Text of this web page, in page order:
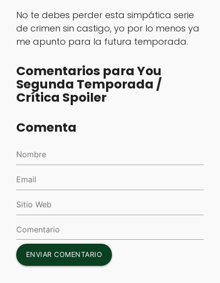
No te debes perder esta simpática serie
de crimen sin castigo, yo por lo menos ya
me apunto para la futura temporada.
Comentarios para You
Segunda Temporada /
Crítica Spoiler
Comenta
ENVIAR COMENTARIO